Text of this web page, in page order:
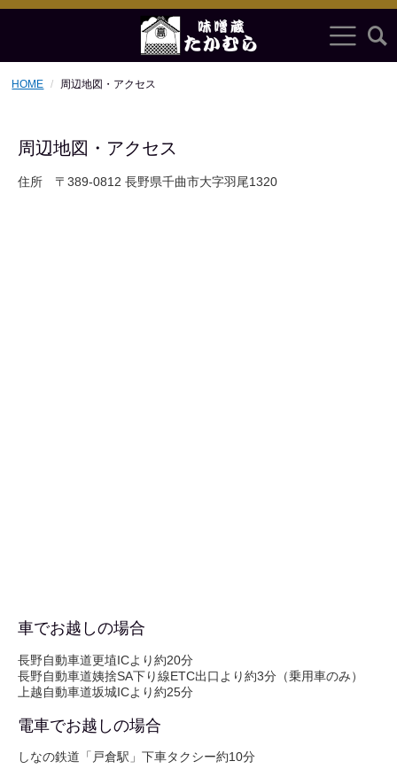
HOME 周辺地図・アクセス
周辺地図・アクセス
住所 〒389-0812 長野県千曲市大字羽尾1320
車でお越しの場合
長野自動車道更埴ICより約20分
長野自動車道姨捨SA下り線ETC出口より約3分（乗用車のみ）
上越自動車道坂城ICより約25分
電車でお越しの場合
しなの鉄道「戸倉駅」下車タクシー約10分